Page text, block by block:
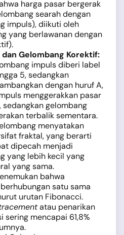
harga pasar bergerak
searah dengan
impuls), diikuti oleh
yang berlawanan dengan
Gelombang Korektif:
impuls diberi label
5, sedangkan
dengan huruf A,
menggerakkan pasar
sedangkan gelombang
terbalik sementara.
menyatakan
fraktal, yang berarti
dipecah menjadi
yang lebih kecil yang
yang sama.
bahwa
satu sama
urutan Fibonacci.
atau penarikan
sering mencapai 61,8%